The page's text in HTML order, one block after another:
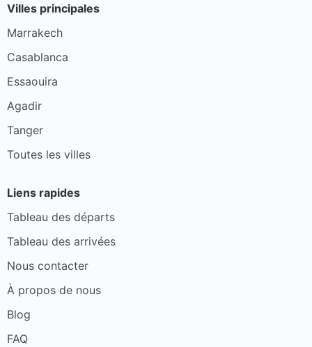
Villes principales
Marrakech
Casablanca
Essaouira
Agadir
Tanger
Toutes les villes
Liens rapides
Tableau des départs
Tableau des arrivées
Nous contacter
À propos de nous
Blog
FAQ